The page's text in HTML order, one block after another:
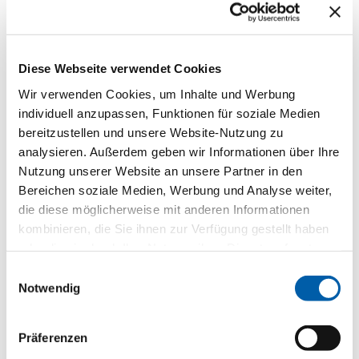
Diese Webseite verwendet Cookies
Wir verwenden Cookies, um Inhalte und Werbung
individuell anzupassen, Funktionen für soziale Medien
bereitzustellen und unsere Website-Nutzung zu
analysieren. Außerdem geben wir Informationen über Ihre
Nutzung unserer Website an unsere Partner in den
Bereichen soziale Medien, Werbung und Analyse weiter,
die diese möglicherweise mit anderen Informationen
kombinieren, die Sie ihnen zur Verfügung gestellt haben
Notwendig
Präferenzen
kontinuierliche Anleitung und Betreuung und
fachliche Kompetenzen als auch berufliches
Ansatz bringt vielseitige Fachkräfte hervor, die
bereit sind, in verschiedenen kaufmännischen
Umgebungen hervorragende Leistungen zu
erbringen.
Offene Stellen anzeigen
Anlagenführer EFZ